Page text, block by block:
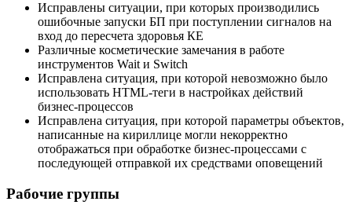
Исправлены ситуации, при которых производились
ошибочные запуски БП при поступлении сигналов на
вход до пересчета здоровья КЕ
Различные косметические замечания в работе
инструментов Wait и Switch
Исправлена ситуация, при которой невозможно было
использовать HTML-теги в настройках действий
бизнес-процессов
Исправлена ситуация, при которой параметры объектов,
написанные на кириллице могли некорректно
отображаться при обработке бизнес-процессами с
последующей отправкой их средствами оповещений
Рабочие группы